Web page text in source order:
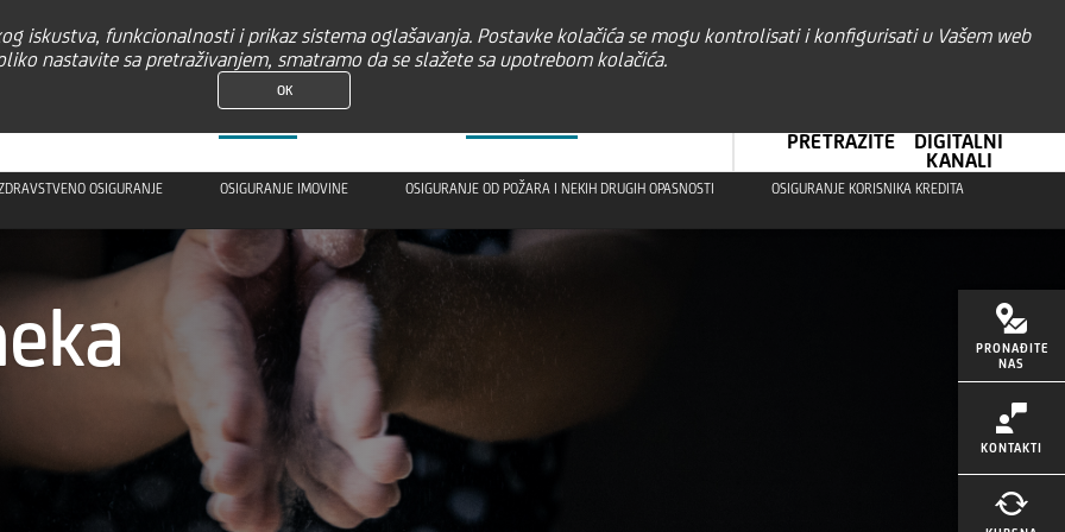
iskustva, funkcionalnosti i prikaz sistema oglašavanja. Postavke kolačića se mogu kontrolisati i konfigurisati u Vašem web
nastavite sa pretraživanjem, smatramo da se slažete sa upotrebom kolačića.
OK
KLIJENTI FINANSIJSKE INSTITUCIJE O NAMA BHS
PRETRAŽITE
DIGITALNI
KANALI
OSIGURANJE OSIGURANJE IMOVINE OSIGURANJE OD POŽARA I NEKIH DRUGIH OPASNOSTI
OSIGURANJE KORISNIKA KREDITA
PRONAĐITE
NAS
KONTAKTI